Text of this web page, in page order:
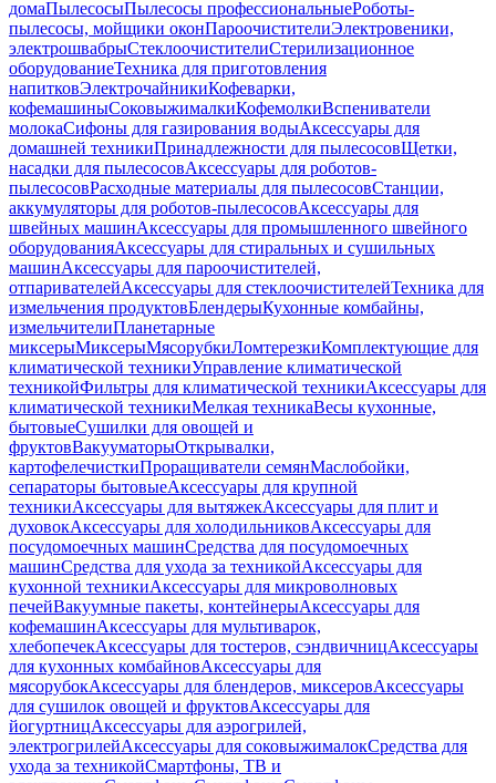
домаПылесосыПылесосы профессиональныеРоботы-
пылесосы, мойщики оконПароочистителиЭлектровеники,
электрошвабрыСтеклоочистителиСтерилизационное
оборудованиеТехника для приготовления
напитковЭлектрочайникиКофеварки,
кофемашиныСоковыжималкиКофемолкиВспениватели
молокаСифоны для газирования водыАксессуары для
домашней техникиПринадлежности для пылесосовЩетки,
насадки для пылесосовАксессуары для роботов-
пылесосовРасходные материалы для пылесосовСтанции,
аккумуляторы для роботов-пылесосовАксессуары для
швейных машинАксессуары для промышленного швейного
оборудованияАксессуары для стиральных и сушильных
машинАксессуары для пароочистителей,
отпаривателейАксессуары для стеклоочистителейТехника для
измельчения продуктовБлендерыКухонные комбайны,
измельчителиПланетарные
миксерыМиксерыМясорубкиЛомтерезкиКомплектующие для
климатической техникиУправление климатической
техникойФильтры для климатической техникиАксессуары для
климатической техникиМелкая техникаВесы кухонные,
бытовыеСушилки для овощей и
фруктовВакууматорыОткрывалки,
картофелечисткиПроращиватели семянМаслобойки,
сепараторы бытовыеАксессуары для крупной
техникиАксессуары для вытяжекАксессуары для плит и
духовокАксессуары для холодильниковАксессуары для
посудомоечных машинСредства для посудомоечных
машинСредства для ухода за техникойАксессуары для
кухонной техникиАксессуары для микроволновых
печейВакуумные пакеты, контейнерыАксессуары для
кофемашинАксессуары для мультиварок,
хлебопечекАксессуары для тостеров, сэндвичницАксессуары
для кухонных комбайновАксессуары для
мясорубокАксессуары для блендеров, миксеровАксессуары
для сушилок овощей и фруктовАксессуары для
йогуртницАксессуары для аэрогрилей,
электрогрилейАксессуары для соковыжималокСредства для
ухода за техникойСмартфоны, ТВ и